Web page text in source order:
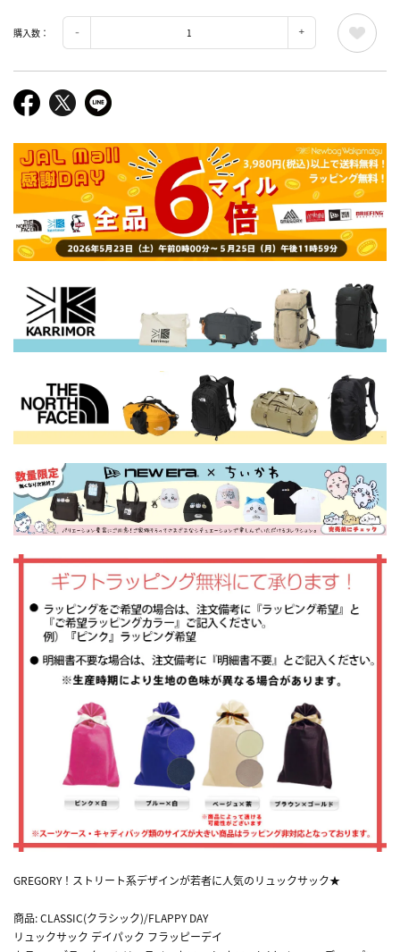
購入数：
GREGORY！ストリート系デザインが若者に人気のリュックサック★
商品: CLASSIC(クラシック)/FLAPPY DAY
リュックサック デイパック フラッピーデイ